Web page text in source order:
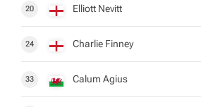
20 Elliott Nevitt
24 Charlie Finney
33 Calum Agius